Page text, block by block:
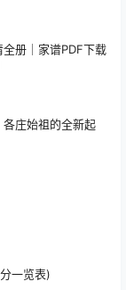
全册｜家谱PDF下载
庄始祖的全新起
一览表)